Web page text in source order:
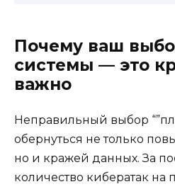
Почему ваш
системы — это
важно
Неправильный выбор
обернуться не только
но и кражей данных. За
количество кибератак на